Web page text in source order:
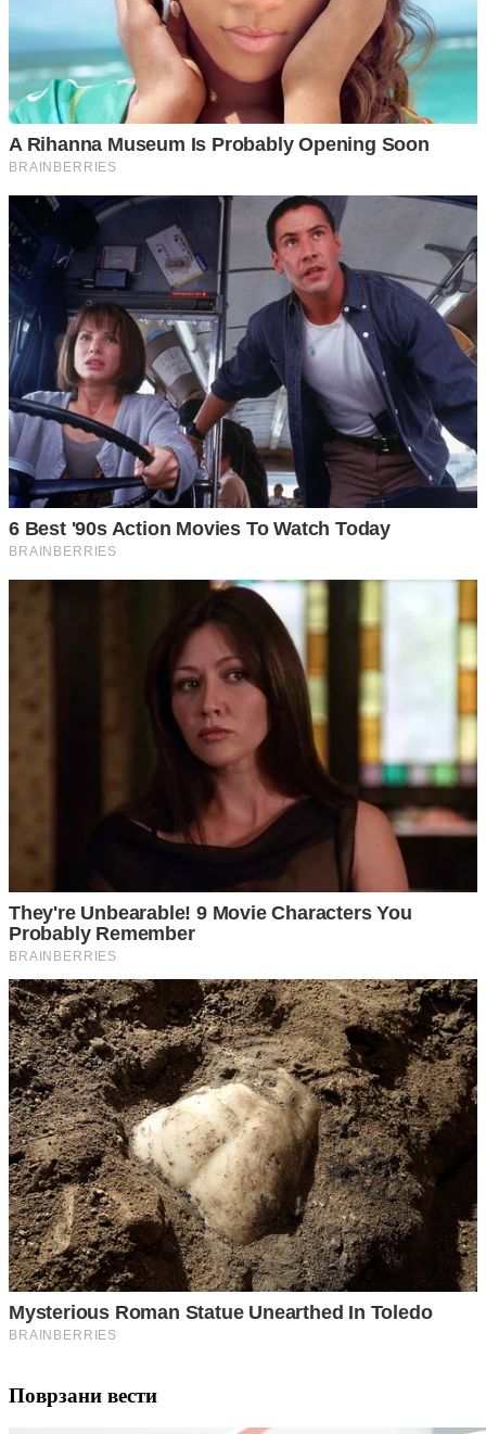
Поврзани вести